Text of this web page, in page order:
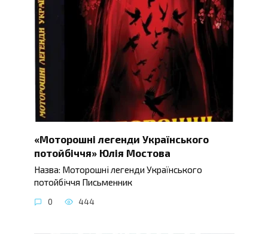
«Моторошні легенди Українського
потойбіччя» Юлія Мостова
Назва: Моторошні легенди Українського
потойбіччя Письменник
0 444